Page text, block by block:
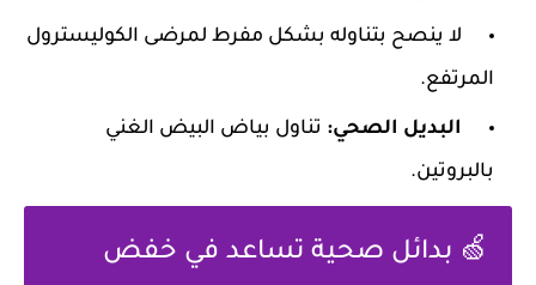
لا ينصح بتناوله بشكل مفرط لمرضى الكوليسترول
المرتفع.
البديل الصحي: تناول بياض البيض الغني
بالبروتين.
🍏 بدائل صحية تساعد في خفض